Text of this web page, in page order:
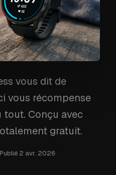
vous dit de
vous récompense
tout. Conçu avec
gratuit.
Publié 2 avr. 2026·